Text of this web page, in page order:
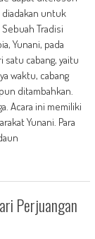
diadakan untuk
Tradisi
Yunani, pada
satu cabang, yaitu
waktu, cabang
ditambahkan.
Acara ini memiliki
Yunani. Para
Perjuangan